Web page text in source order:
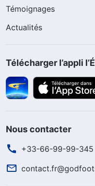
Témoignages
Actualités
Télécharger l’appli
Nous contacter
+33-66-99-99-345